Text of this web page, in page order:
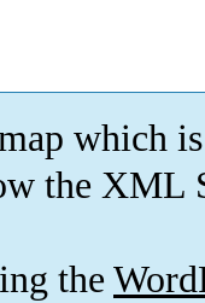
which is
the XML
the